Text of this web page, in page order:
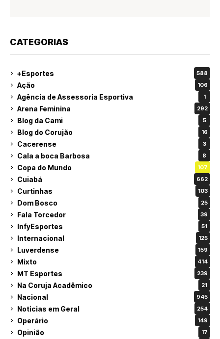
CATEGORIAS
+Esportes 588
Ação 106
Agência de Assessoria Esportiva 1
Arena Feminina 292
Blog da Cami 5
Blog do Corujão 16
Cacerense 3
Cala a boca Barbosa 8
Copa do Mundo 107
Cuiabá 662
Curtinhas 103
Dom Bosco 25
Fala Torcedor 39
InfyEsportes 51
Internacional 125
Luverdense 159
Mixto 414
MT Esportes 239
Na Coruja Acadêmico 21
Nacional 945
Noticias em Geral 254
Operário 149
Opinião 17